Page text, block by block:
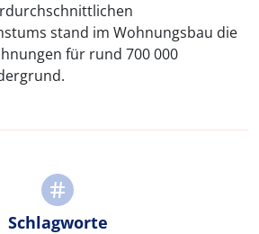
stand im Wohnungsbau die
für rund 700 000
Schlagworte